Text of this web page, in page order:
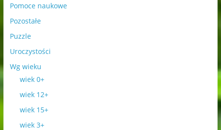
Pomoce naukowe
Pozostałe
Puzzle
Uroczystości
Wg wieku
wiek 0+
wiek 12+
wiek 15+
wiek 3+